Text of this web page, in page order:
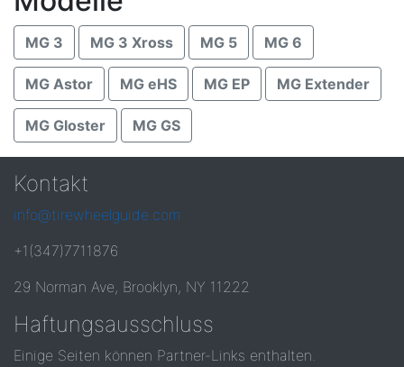
MG 3 MG 3 Xross MG 5 MG 6
MG Astor MG eHS MG EP MG Extender
MG Gloster MG GS
Kontakt
info@tirewheelguide.com
+1(347)7711876
29 Norman Ave, Brooklyn, NY 11222
Haftungsausschluss
Einige Seiten können Partner-Links enthalten.